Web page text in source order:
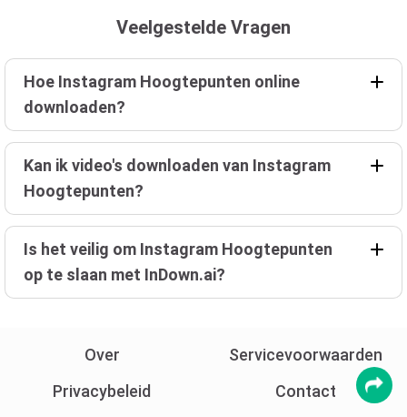
Veelgestelde Vragen
Hoe Instagram Hoogtepunten online
downloaden?
Kan ik video's downloaden van Instagram
Hoogtepunten?
Is het veilig om Instagram Hoogtepunten
op te slaan met InDown.ai?
Over
Servicevoorwaarden
Privacybeleid
Contact